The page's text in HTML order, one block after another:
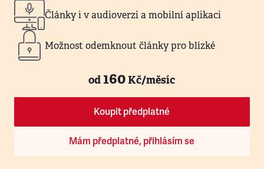
Články i v audioverzi a mobilní aplikaci
Možnost odemknout články pro blízké
od160Kč/měsíc
Koupit předplatné
Mám předplatné, přihlásím se